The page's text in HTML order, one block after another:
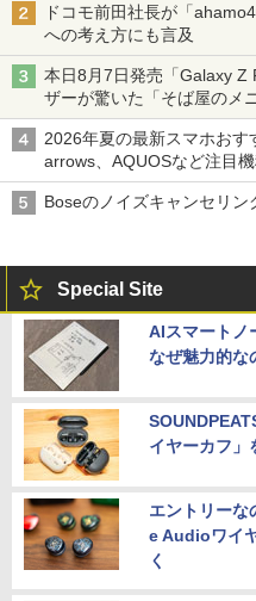
ドコモ前田社長が「
への考え方にも言及
本日8月7日発売「Galaxy Z
ザーが驚いた「そば屋のメ
2026年夏の最新スマホお
arrows、AQUOSなど注目
Boseのノイズキャンセリ
Special Site
AIスマートノ
なぜ魅力的な
イヤーカフ」
エントリー
e Audioワイ
く